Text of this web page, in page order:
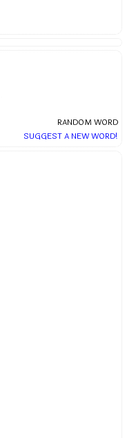
RANDOM WORD
SUGGEST A NEW WORD!